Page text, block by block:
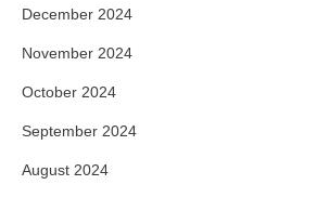
December 2024
November 2024
October 2024
September 2024
August 2024